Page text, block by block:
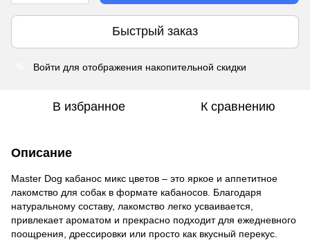
Быстрый заказ
Войти для отображения накопительной скидки
В избранное К сравнению
Описание
Master Dog кабанос микс цветов – это яркое и аппетитное
лакомство для собак в формате кабаносов. Благодаря
натуральному составу, лакомство легко усваивается,
привлекает ароматом и прекрасно подходит для ежедневного
поощрения, дрессировки или просто как вкусный перекус.